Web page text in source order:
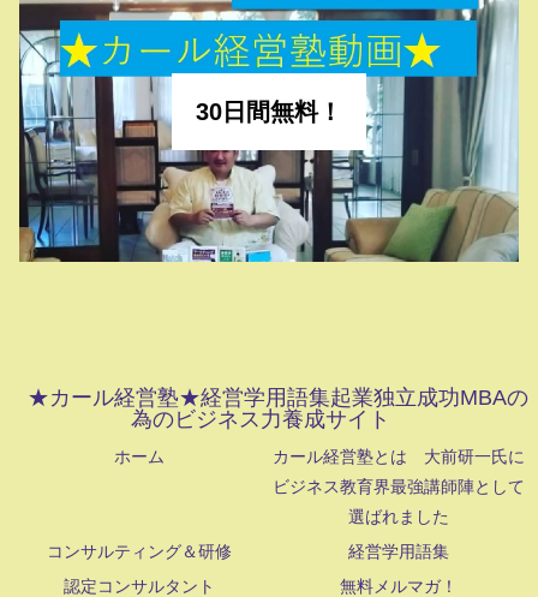
30日間無料！
★カール経営塾★経営学用語集起業独立成功MBAの
為のビジネス力養成サイト
ホーム
カール経営塾とは 大前研一氏に
ビジネス教育界最強講師陣として
選ばれました
コンサルティング＆研修
経営学用語集
認定コンサルタント
無料メルマガ！